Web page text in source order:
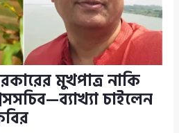
মুখপাত্র নাকি
চাইলেন